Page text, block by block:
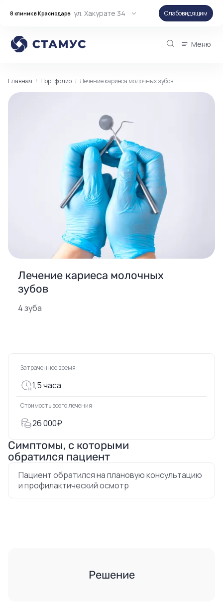
8 клиник в Краснодаре: ул. Хакурате 34 Слабовидящим
Меню
Главная Портфолио Лечение кариеса молочных зубов
Лечение кариеса молочных
зубов
4 зуба
Затраченное время:
1,5 часа
Стоимость всего лечения:
26 000₽
Симптомы, с которыми
обратился пациент
Пациент обратился на плановую консультацию
и профилактический осмотр
Решение